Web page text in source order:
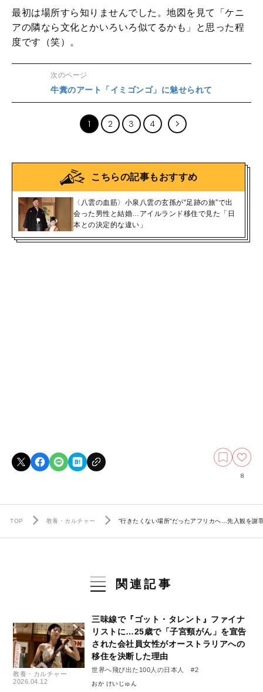
最初は場所すら知りませんでした。地図を見て「ケニ
アの隣なら文化とかいろいろ似てるかも」と思った程
度です（笑）。
次のページ
牛糞のアート「イミゴンゴ」に魅せられて
1 2 3 4
こちらの記事もおすすめ
〈八雲の血筋〉小泉八雲の玄孫が“足跡の旅”で出
会った男性と結婚…アイルランド移住で見た「日
本との決定的な違い」
8
TOP 教養・カルチャー “行きたくない場所”だったアフリカへ…先入観を謝
関連記事
教養・カルチャー
2026.04.12
三味線で『ゴット・タレント』ファイナ
リストに…25歳で「子宮頸がん」を宣告
された会社員女性がオーストラリアへの
移住を決断した理由
世界へ飛び出た100人の日本人 #2
おか けいじゅん